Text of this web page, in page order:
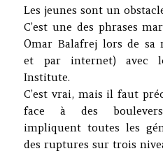
Les jeunes sont un
C’est une des phrases
Omar Balafrej lors de sa
et par internet) avec
Institute.
C’est vrai, mais il faut
face à des
impliquent toutes les
des ruptures sur trois